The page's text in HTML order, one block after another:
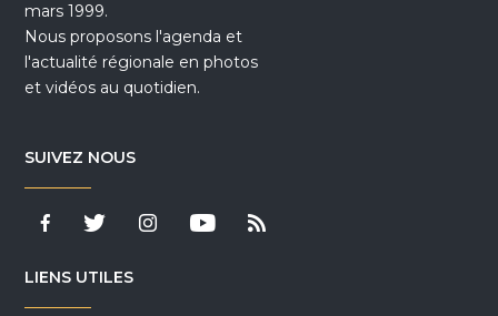
mars 1999.
Nous proposons l'agenda et
l'actualité régionale en photos
et vidéos au quotidien.
SUIVEZ NOUS
LIENS UTILES